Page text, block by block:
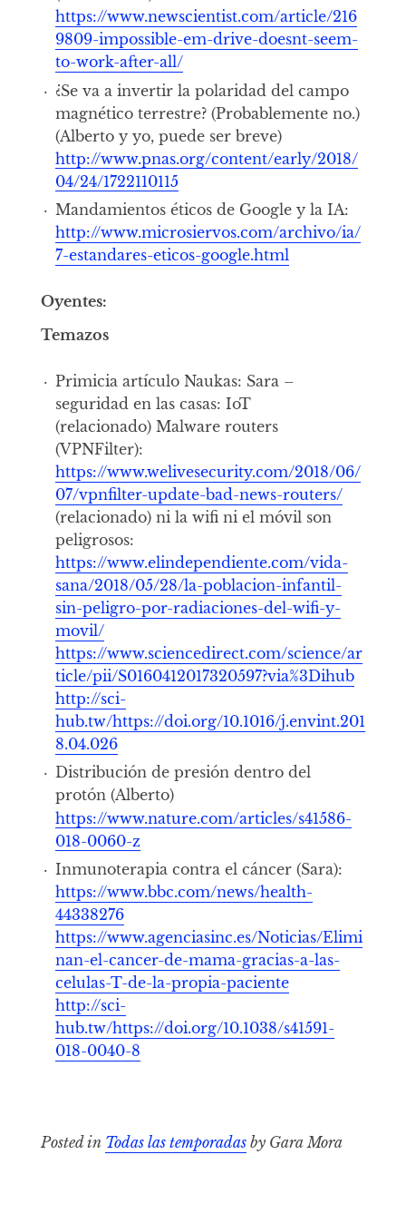
https://www.newscientist.com/article/216
9809-impossible-em-drive-doesnt-seem-
to-work-after-all/
¿Se va a invertir la polaridad del campo
magnético terrestre? (Probablemente no.)
(Alberto y yo, puede ser breve)
http://www.pnas.org/content/early/2018/
04/24/1722110115
Mandamientos éticos de Google y la IA:
http://www.microsiervos.com/archivo/ia/
7-estandares-eticos-google.html
Oyentes:
Temazos
Primicia artículo Naukas: Sara –
seguridad en las casas: IoT
(relacionado) Malware routers
(VPNFilter):
https://www.welivesecurity.com/2018/06/
07/vpnfilter-update-bad-news-routers/
(relacionado) ni la wifi ni el móvil son
peligrosos:
https://www.elindependiente.com/vida-
sana/2018/05/28/la-poblacion-infantil-
sin-peligro-por-radiaciones-del-wifi-y-
movil/
https://www.sciencedirect.com/science/ar
ticle/pii/S0160412017320597?via%3Dihub
http://sci-
hub.tw/https://doi.org/10.1016/j.envint.201
8.04.026
Distribución de presión dentro del
protón (Alberto)
https://www.nature.com/articles/s41586-
018-0060-z
Inmunoterapia contra el cáncer (Sara):
https://www.bbc.com/news/health-
44338276
https://www.agenciasinc.es/Noticias/Elimi
nan-el-cancer-de-mama-gracias-a-las-
celulas-T-de-la-propia-paciente
http://sci-
hub.tw/https://doi.org/10.1038/s41591-
018-0040-8
Posted in Todas las temporadasby Gara Mora